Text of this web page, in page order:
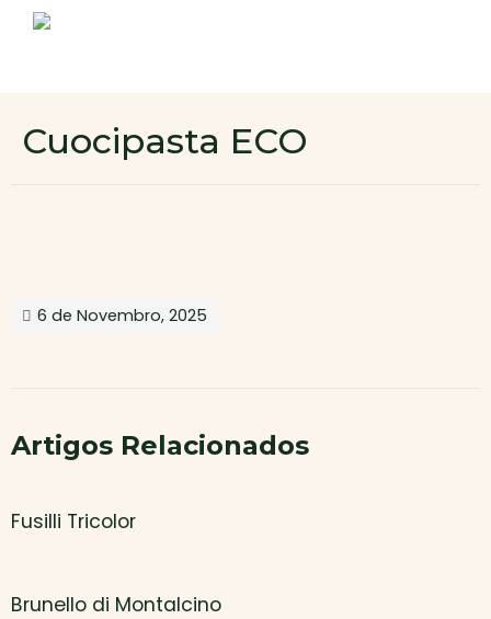
Área de cliente
Cuocipasta ECO
6 de Novembro, 2025
Artigos Relacionados
Fusilli Tricolor
Brunello di Montalcino